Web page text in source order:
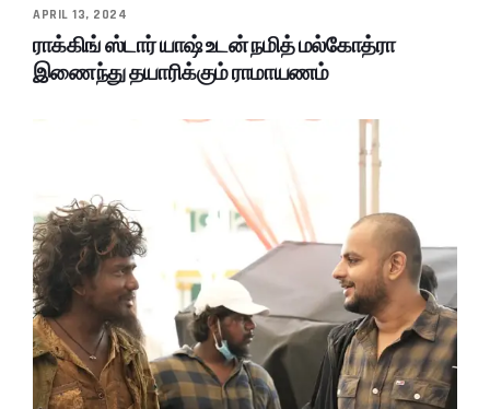
APRIL 13, 2024
ராக்கிங் ஸ்டார் யாஷ் உடன் நமித் மல்கோத்ரா
இணைந்து தயாரிக்கும் ராமாயணம்